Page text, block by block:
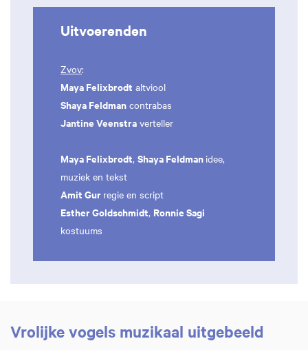
Uitvoerenden
Zvov:
Maya Felixbrodt altviool
Shaya Feldman contrabas
Jantine Veenstra verteller
Maya Felixbrodt, Shaya Feldman idee,
muziek en tekst
Amit Gur regie en script
Esther Goldschmidt, Ronnie Sagi
kostuums
Vrolijke vogels muzikaal uitgebeeld